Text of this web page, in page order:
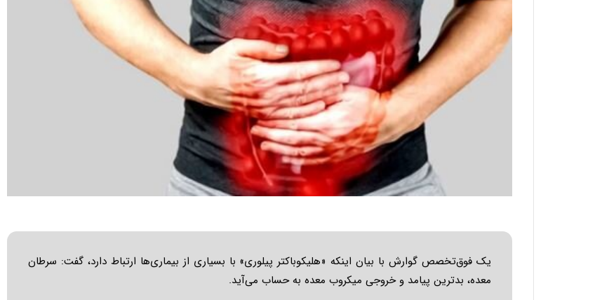
یک فوق‌تخصص گوارش با بیان اینکه «هلیکوباکتر پیلوری» با بسیاری از بیماری‌ها ارتباط دارد، گفت: سرطان
معده، بدترین پیامد و خروجی میکروب معده به حساب می‌آید.